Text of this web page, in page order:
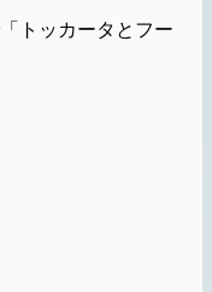
トッカータとフー